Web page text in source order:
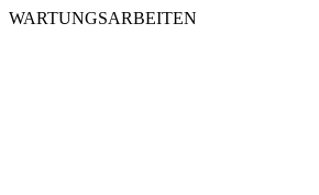
WARTUNGSARBEITEN